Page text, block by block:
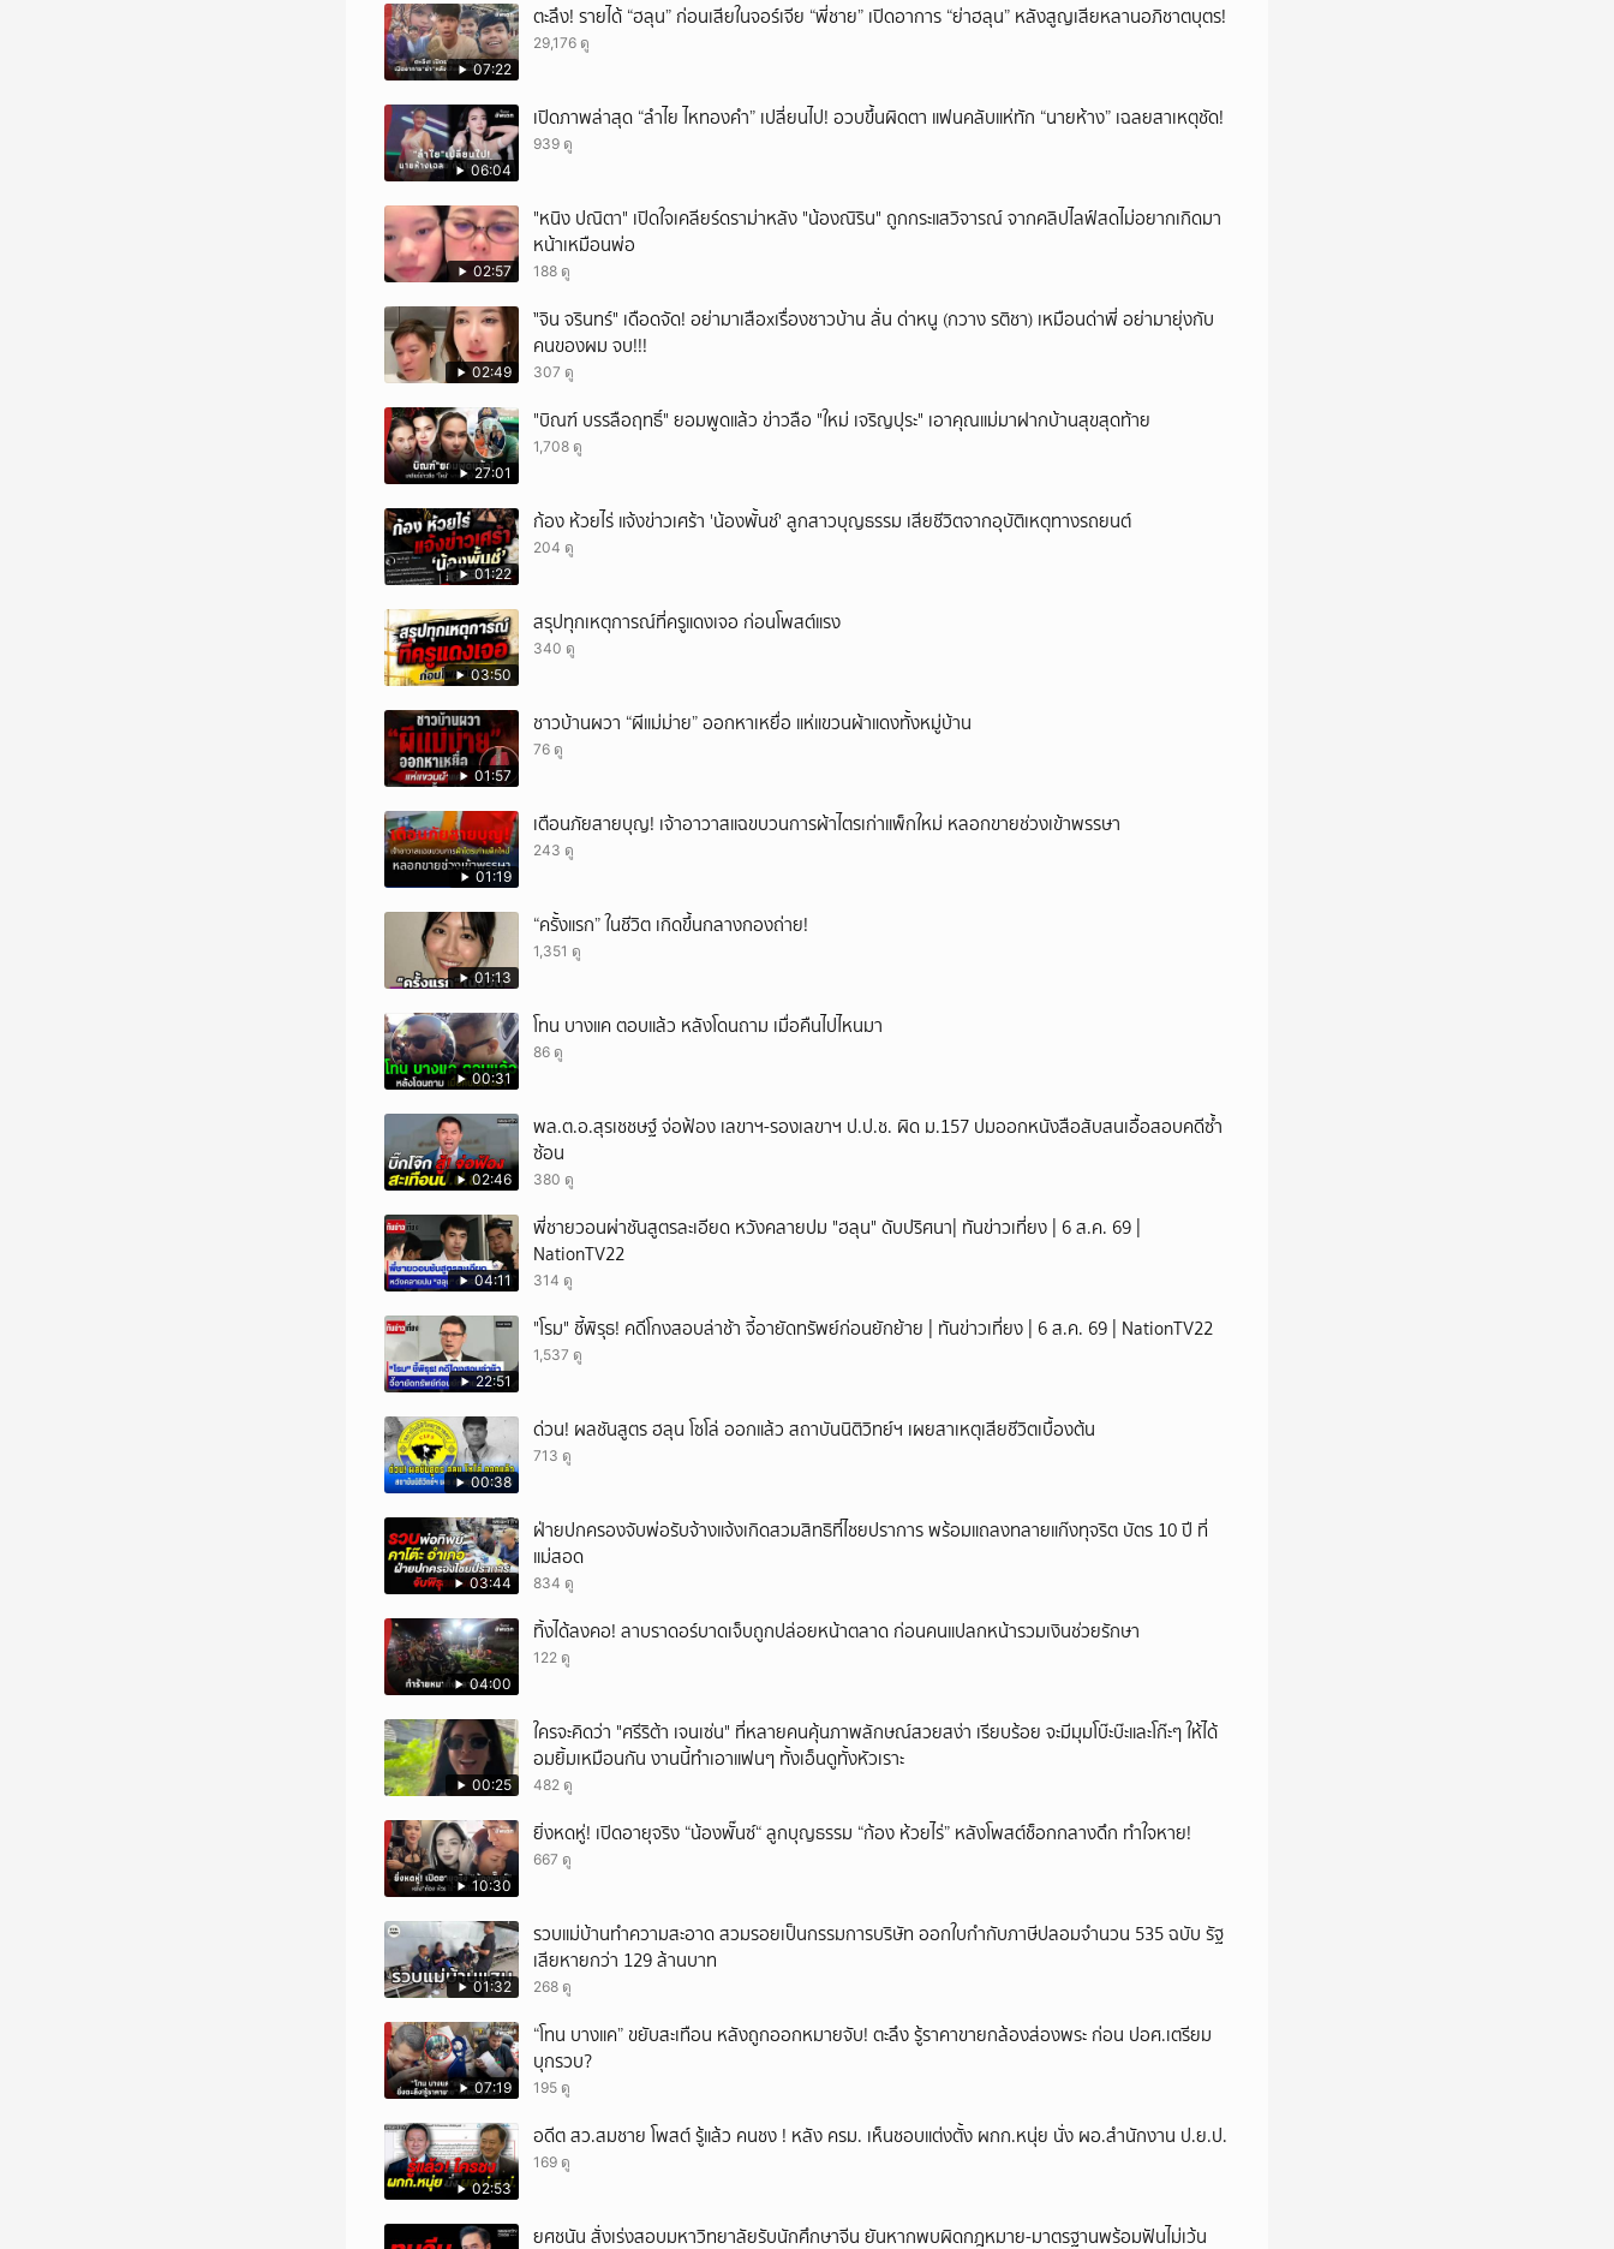
07:22
ตะลึง! รายได้ “ฮลุน” ก่อนเสียในจอร์เจีย “พี่ชาย” เปิดอาการ “ย่าฮลุน” หลังสูญเสียหลานอภิชาตบุตร!
29,176 ดู
06:04
เปิดภาพล่าสุด “ลำไย ไหทองคำ” เปลี่ยนไป! อวบขึ้นผิดตา แฟนคลับแห่ทัก “นายห้าง” เฉลยสาเหตุชัด!
939 ดู
02:57
"หนิง ปณิตา" เปิดใจเคลียร์ดราม่าหลัง "น้องณิริน" ถูกกระแสวิจารณ์ จากคลิปไลฟ์สดไม่อยากเกิดมา
หน้าเหมือนพ่อ
188 ดู
02:49
ั่"จิน จรินทร์" เดือดจัด! อย่ามาเสือxเรื่องชาวบ้าน ลั่น ด่าหนู (กวาง รติชา) เหมือนด่าพี่ อย่ามายุ่งกับ
คนของผม จบ!!!
307 ดู
27:01
"บิณฑ์ บรรลือฤทธิ์" ยอมพูดแล้ว ข่าวลือ "ใหม่ เจริญปุระ" เอาคุณแม่มาฝากบ้านสุขสุดท้าย
1,708 ดู
01:22
ก้อง ห้วยไร่ แจ้งข่าวเศร้า 'น้องพั้นช์' ลูกสาวบุญธรรม เสียชีวิตจากอุบัติเหตุทางรถยนต์
204 ดู
03:50
สรุปทุกเหตุการณ์ที่ครูแดงเจอ ก่อนโพสต์แรง
340 ดู
01:57
ชาวบ้านผวา “ผีแม่ม่าย” ออกหาเหยื่อ แห่แขวนผ้าแดงทั้งหมู่บ้าน
76 ดู
01:19
เตือนภัยสายบุญ! เจ้าอาวาสแฉขบวนการผ้าไตรเก่าแพ็กใหม่ หลอกขายช่วงเข้าพรรษา
243 ดู
01:13
“ครั้งแรก” ในชีวิต เกิดขึ้นกลางกองถ่าย!
1,351 ดู
00:31
โทน บางแค ตอบแล้ว หลังโดนถาม เมื่อคืนไปไหนมา
86 ดู
02:46
พล.ต.อ.สุรเชชษฐ์ จ่อฟ้อง เลขาฯ-รองเลขาฯ ป.ป.ช. ผิด ม.157 ปมออกหนังสือสับสนเอื้อสอบคดีซ้ำ
ซ้อน
380 ดู
04:11
พี่ชายวอนผ่าชันสูตรละเอียด หวังคลายปม "ฮลุน" ดับปริศนา| ทันข่าวเที่ยง | 6 ส.ค. 69 |
NationTV22
314 ดู
22:51
"โรม" ชี้พิรุธ! คดีโกงสอบล่าช้า จี้อายัดทรัพย์ก่อนยักย้าย | ทันข่าวเที่ยง | 6 ส.ค. 69 | NationTV22
1,537 ดู
00:38
ด่วน! ผลชันสูตร ฮลุน โซโล่ ออกแล้ว สถาบันนิติวิทย์ฯ เผยสาเหตุเสียชีวิตเบื้องต้น
713 ดู
03:44
ฝ่ายปกครองจับพ่อรับจ้างแจ้งเกิดสวมสิทธิที่ไชยปราการ พร้อมแถลงทลายแก๊งทุจริต บัตร 10 ปี ที่
แม่สอด
834 ดู
04:00
ทิ้งได้ลงคอ! ลาบราดอร์บาดเจ็บถูกปล่อยหน้าตลาด ก่อนคนแปลกหน้ารวมเงินช่วยรักษา
122 ดู
00:25
ใครจะคิดว่า "ศรีริต้า เจนเซ่น" ที่หลายคนคุ้นภาพลักษณ์สวยสง่า เรียบร้อย จะมีมุมโบ๊ะบ๊ะและโก๊ะๆ ให้ได้
อมยิ้มเหมือนกัน งานนี้ทำเอาแฟนๆ ทั้งเอ็นดูทั้งหัวเราะ
482 ดู
10:30
ยิ่งหดหู่! เปิดอายุจริง “น้องพั๊นซ์“ ลูกบุญธรรม “ก้อง ห้วยไร่” หลังโพสต์ช็อกกลางดึก ทำใจหาย!
667 ดู
01:32
รวบแม่บ้านทำความสะอาด สวมรอยเป็นกรรมการบริษัท ออกใบกำกับภาษีปลอมจำนวน 535 ฉบับ รัฐ
เสียหายกว่า 129 ล้านบาท
268 ดู
07:19
“โทน บางแค” ขยับสะเทือน หลังถูกออกหมายจับ! ตะลึง รู้ราคาขายกล้องส่องพระ ก่อน ปอศ.เตรียม
บุกรวบ?
195 ดู
02:53
อดีต สว.สมชาย โพสต์ รู้แล้ว คนชง ! หลัง ครม. เห็นชอบแต่งตั้ง ผกก.หนุ่ย นั่ง ผอ.สำนักงาน ป.ย.ป.
169 ดู
ยศชนัน สั่งเร่งสอบมหาวิทยาลัยรับนักศึกษาจีน ยันหากพบผิดกฎหมาย-มาตรฐานพร้อมฟันไม่เว้น